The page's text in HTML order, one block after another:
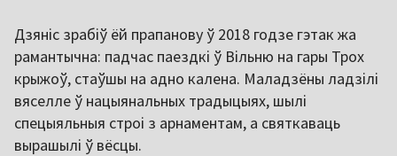
Дзяніс зрабіў ёй прапанову ў 2018 годзе гэтак жа
рамантычна: падчас паездкі ў Вільню на гары Трох
крыжоў, стаўшы на адно калена. Маладзёны ладзілі
вяселле ў нацыянальных традыцыях, шылі
спецыяльныя строі з арнаментам, а святкаваць
вырашылі ў вёсцы.